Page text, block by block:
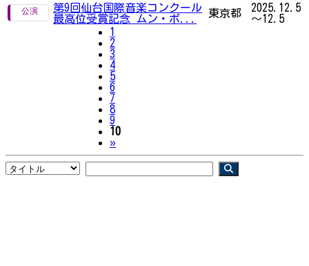
第9回仙台国際音楽コンクール
最高位受賞記念 ムン・ボ...
東京都
2025.12.5
～12.5
1
2
3
4
5
6
7
8
9
10
»Next